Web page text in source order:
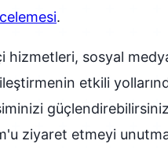
.
hizmetleri, sosyal
etkili
ziyaret etmeyi